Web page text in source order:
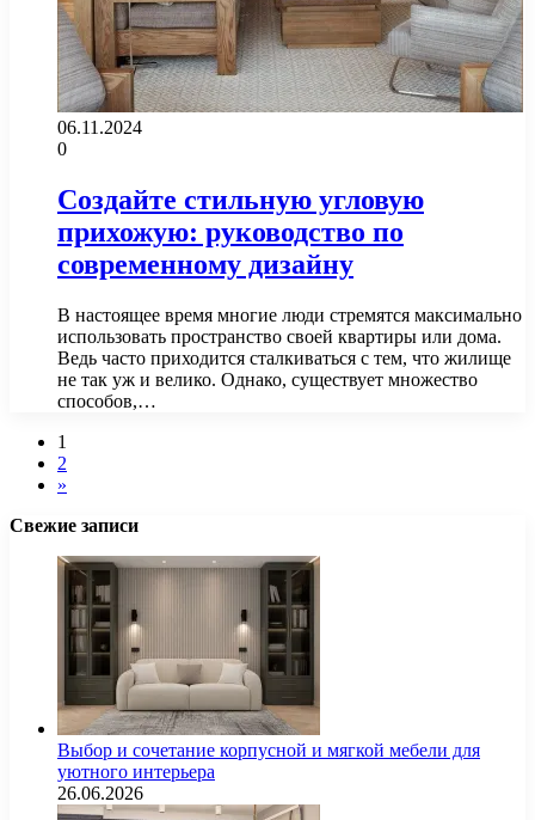
06.11.2024
0
Создайте стильную угловую
прихожую: руководство по
современному дизайну
В настоящее время многие люди стремятся максимально
использовать пространство своей квартиры или дома.
Ведь часто приходится сталкиваться с тем, что жилище
не так уж и велико. Однако, существует множество
способов,…
1
2
»
Свежие записи
Выбор и сочетание корпусной и мягкой мебели для
уютного интерьера
26.06.2026